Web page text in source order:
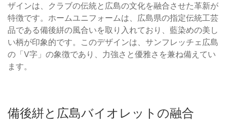
ザインは、クラブの伝統と広島の文化を融合させた革新が
特徴です。ホームユニフォームは、広島県の指定伝統工芸
品である備後絣の風合いを取り入れており、藍染めの美し
い柄が印象的です。このデザインは、サンフレッチェ広島
の「V字」の象徴であり、力強さと優雅さを兼ね備えてい
ます。
備後絣と広島バイオレットの融合